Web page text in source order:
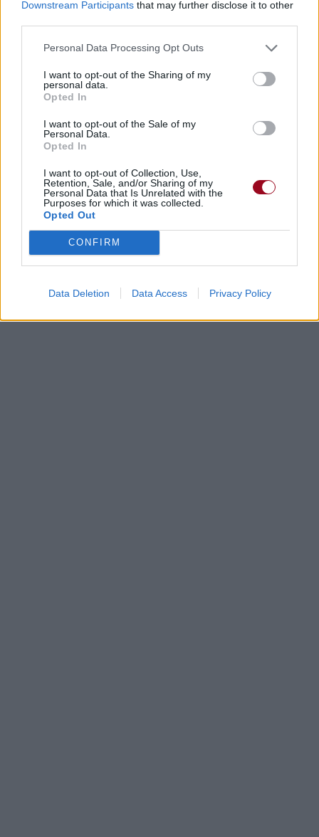
Downstream Participants that may further disclose it to other
Personal Data Processing Opt Outs
I want to opt-out of the Sharing of my
personal data.
Opted In
I want to opt-out of the Sale of my
Personal Data.
Opted In
I want to opt-out of Collection, Use,
Retention, Sale, and/or Sharing of my
Personal Data that Is Unrelated with the
Purposes for which it was collected.
Opted Out
CONFIRM
Data Deletion Data Access Privacy Policy